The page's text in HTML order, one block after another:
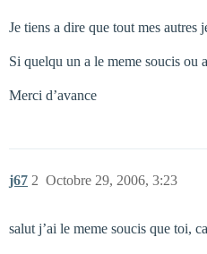
Je tiens a dire que tout mes autres
Si quelqu un a le meme soucis ou
Merci d’avance
j67 Octobre 29, 2006, 3:23
2
salut j’ai le meme soucis que toi,